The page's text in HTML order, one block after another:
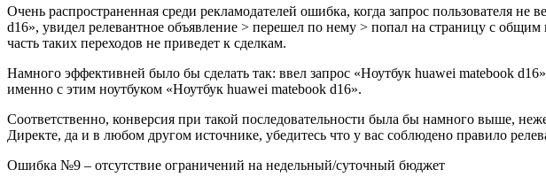
Очень распространенная среди рекламодателей ошибка, когда запрос пользователя
d16», увидел релевантное объявление > перешел по нему > попал на страницу с
часть таких переходов не приведет к сделкам.
Намного эффективней было бы сделать так: ввел запрос «Ноутбук huawei matebook
именно с этим ноутбуком «Ноутбук huawei matebook d16».
Соответственно, конверсия при такой последовательности была бы намного выше,
Директе, да и в любом другом источнике, убедитесь что у вас соблюдено правило
Ошибка №9 – отсутствие ограничений на недельный/суточный бюджет